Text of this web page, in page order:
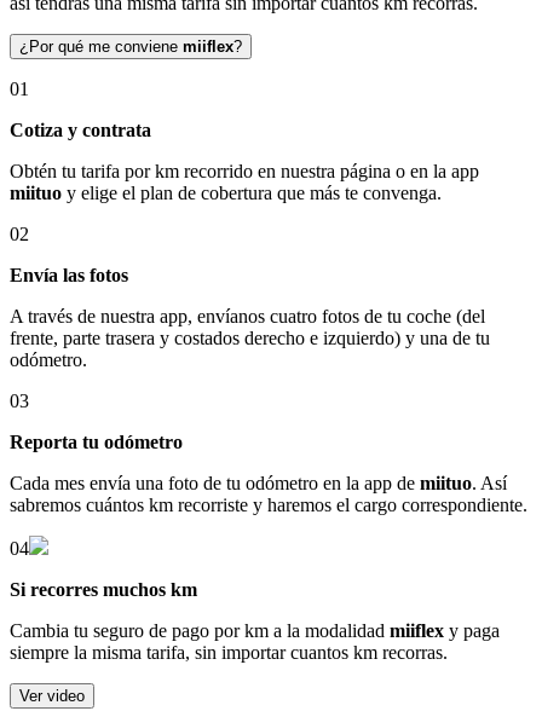
¿Por qué me conviene miiflex?
01
Cotiza y contrata
Obtén tu tarifa por km recorrido en nuestra página o en la app
miituo y elige el plan de cobertura que más te convenga.
02
Envía las fotos
A través de nuestra app, envíanos cuatro fotos de tu coche (del
frente, parte trasera y costados derecho e izquierdo) y una de tu
odómetro.
03
Reporta tu odómetro
Cada mes envía una foto de tu odómetro en la app de miituo. Así
sabremos cuántos km recorriste y haremos el cargo correspondiente.
04
Si recorres muchos km
Cambia tu seguro de pago por km a la modalidad miiflex y paga
siempre la misma tarifa, sin importar cuantos km recorras.
Ver video